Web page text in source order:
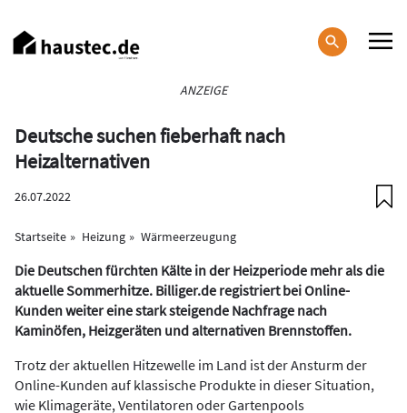
zum
Inhalt
ANZEIGE
Deutsche suchen fieberhaft nach
Heizalternativen
26.07.2022
Startseite Heizung Wärmeerzeugung
Die Deutschen fürchten Kälte in der Heizperiode mehr als die
aktuelle Sommerhitze. Billiger.de registriert bei Online-
Kunden weiter eine stark steigende Nachfrage nach
Kaminöfen, Heizgeräten und alternativen Brennstoffen.
Trotz der aktuellen Hitzewelle im Land ist der Ansturm der
Online-Kunden auf klassische Produkte in dieser Situation,
wie Klimageräte, Ventilatoren oder Gartenpools